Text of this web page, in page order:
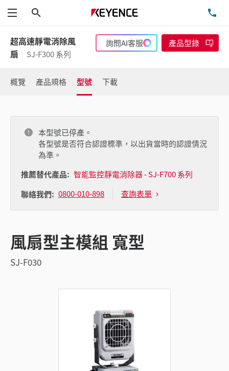
功能表
超高速靜電消除風
扇
SJ-F300 系列
詢問AI客服 產品型錄
概覽 產品規格 型號 下載
本型號已停產。
各型號是否符合認證標準，以出貨當時的認證情況
為準。
推薦替代產品: 智能監控靜電消除器 - SJ-F700 系列
聯絡我們: 0800-010-898 查詢表單
風扇型主模組 寬型
SJ-F030